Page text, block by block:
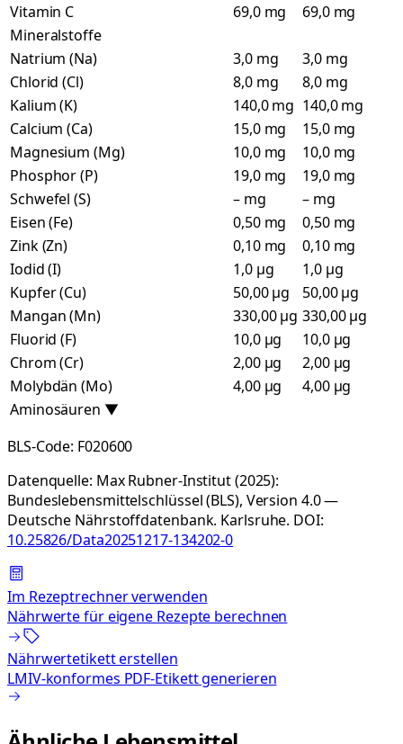
Vitamin C
69,0 mg
69,0 mg
Mineralstoffe
Natrium (Na)
3,0 mg
3,0 mg
Chlorid (Cl)
8,0 mg
8,0 mg
Kalium (K)
140,0 mg 140,0 mg
Calcium (Ca)
15,0 mg
15,0 mg
Magnesium (Mg)
10,0 mg
10,0 mg
Phosphor (P)
19,0 mg
19,0 mg
Schwefel (S)
– mg
– mg
Eisen (Fe)
0,50 mg
0,50 mg
Zink (Zn)
0,10 mg
0,10 mg
Iodid (I)
1,0 µg
1,0 µg
Kupfer (Cu)
50,00 µg
50,00 µg
Mangan (Mn)
330,00 µg 330,00 µg
Fluorid (F)
10,0 µg
10,0 µg
Chrom (Cr)
2,00 µg
2,00 µg
Molybdän (Mo)
4,00 µg
4,00 µg
Aminosäuren ▼
BLS-Code: F020600
Datenquelle: Max Rubner-Institut (2025):
Bundeslebensmittelschlüssel (BLS), Version 4.0 —
Deutsche Nährstoffdatenbank. Karlsruhe. DOI:
10.25826/Data20251217-134202-0
Im Rezeptrechner verwenden
Nährwerte für eigene Rezepte berechnen
Nährwertetikett erstellen
LMIV-konformes PDF-Etikett generieren